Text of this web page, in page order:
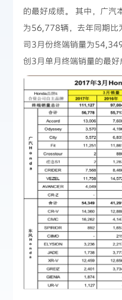
新闻资讯
的最好成绩。 其中，广汽
为56,778辆，去年同期比
司3月份终端销量为
创3月单月终端销量的最好